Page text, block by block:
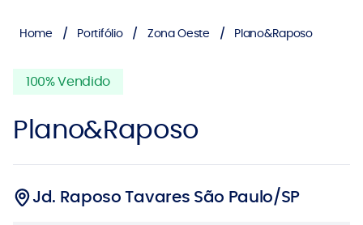
Home Portifólio Zona Oeste Plano&Raposo
100% Vendido
Plano&Raposo
Jd. Raposo Tavares São Paulo/SP